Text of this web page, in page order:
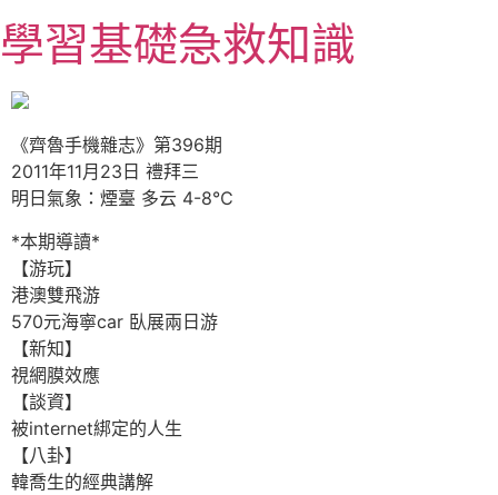
至
主
要
學習基礎急救知識
《齊魯手機雜志》第396期
2011年11月23日 禮拜三
明日氣象：煙臺 多云 4-8℃
*本期導讀*
【游玩】
港澳雙飛游
570元海寧car 臥展兩日游
【新知】
視網膜效應
【談資】
被internet綁定的人生
【八卦】
韓喬生的經典講解